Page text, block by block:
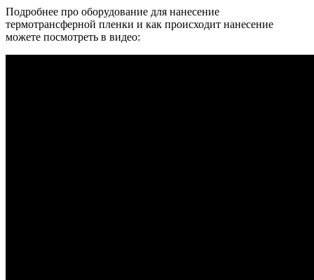
Подробнее про оборудование для нанесение
термотрансферной пленки и как происходит нанесение
можете посмотреть в видео: